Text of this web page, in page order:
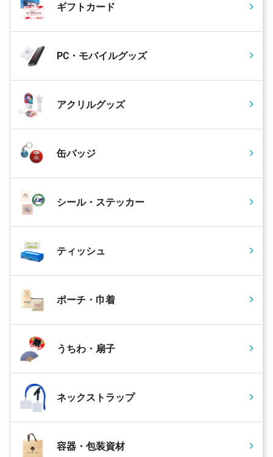
ギフトカード
PC・モバイルグッズ
アクリルグッズ
缶バッジ
シール・ステッカー
ティッシュ
ポーチ・巾着
うちわ・扇子
ネックストラップ
容器・包装資材